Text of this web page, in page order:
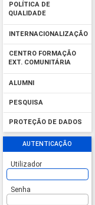
POLÍTICA DE
QUALIDADE
INTERNACIONALIZAÇÃO
CENTRO FORMAÇÃO
EXT. COMUNITÁRIA
ALUMNI
PESQUISA
PROTEÇÃO DE DADOS
AUTENTICAÇÃO
Utilizador
Senha